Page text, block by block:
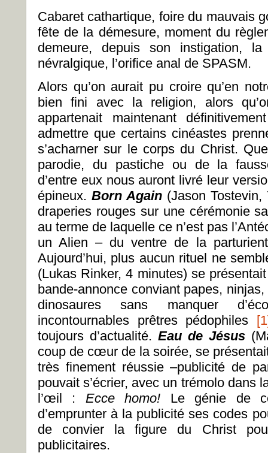
Cabaret cathartique, foire du mauvais
fête de la démesure, moment du
demeure, depuis son instigation,
névralgique, l’orifice anal de SPASM.
Alors qu’on aurait pu croire qu’en
bien fini avec la religion, alors
appartenait maintenant
admettre que certains cinéastes
s’acharner sur le corps du Christ.
parodie, du pastiche ou de la
d’entre eux nous auront livré leur
épineux. Born Again (Jason
draperies rouges sur une cérémonie
au terme de laquelle ce n’est pas
un Alien – du ventre de la
Aujourd’hui, plus aucun rituel ne
(Lukas Rinker, 4 minutes) se
bande-annonce conviant papes,
dinosaures sans manquer
incontournables prêtres pédophiles
toujours d’actualité. Eau de Jésus
coup de cœur de la soirée, se
très finement réussie –publicité de
pouvait s’écrier, avec un trémolo dans
l’œil : Ecce homo! Le génie de
d’emprunter à la publicité ses codes
de convier la figure du Christ
publicitaires.